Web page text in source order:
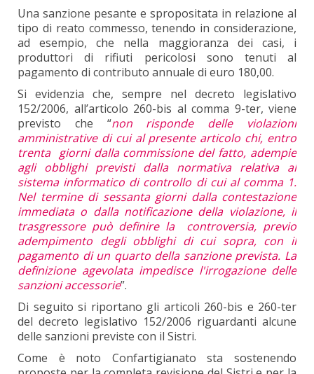
Una sanzione pesante e spropositata in relazione al
tipo di reato commesso, tenendo in considerazione,
ad esempio, che nella maggioranza dei casi, i
produttori di rifiuti pericolosi sono tenuti al
pagamento di contributo annuale di euro 180,00.
Si evidenzia che, sempre nel decreto legislativo
152/2006, all’articolo 260-bis al comma 9-ter, viene
previsto che “non risponde delle violazioni
amministrative di cui alpresente articolo chi, entro
trenta giorni dalla commissione del fatto, adempie
agli obblighi previsti dalla normativa relativa al
sistema informatico di controllo di cui al comma 1.
Nel termine di sessanta giorni dalla contestazione
immediata o dalla notificazione della violazione, il
trasgressore può definire la controversia, previo
adempimento degli obblighi di cui sopra, con il
pagamento di un quarto della sanzione prevista. La
definizione agevolata impedisce l'irrogazione delle
sanzioni accessorie”.
Di seguito si riportano gli articoli 260-bis e 260-ter
del decreto legislativo 152/2006 riguardanti alcune
delle sanzioni previste con il Sistri.
Come è noto Confartigianato sta sostenendo